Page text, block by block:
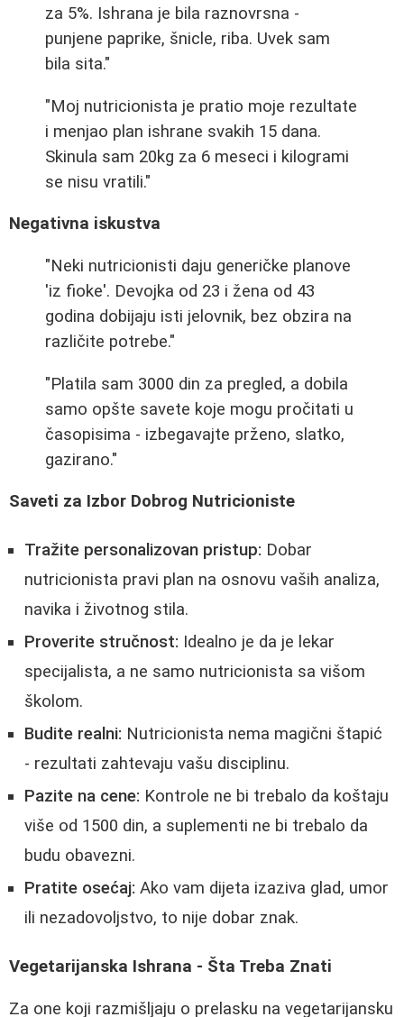
za 5%. Ishrana je bila raznovrsna -
punjene paprike, šnicle, riba. Uvek sam
bila sita."
"Moj nutricionista je pratio moje rezultate
i menjao plan ishrane svakih 15 dana.
Skinula sam 20kg za 6 meseci i kilogrami
se nisu vratili."
Negativna iskustva
"Neki nutricionisti daju generičke planove
'iz fioke'. Devojka od 23 i žena od 43
godina dobijaju isti jelovnik, bez obzira na
različite potrebe."
"Platila sam 3000 din za pregled, a dobila
samo opšte savete koje mogu pročitati u
časopisima - izbegavajte prženo, slatko,
gazirano."
Saveti za Izbor Dobrog Nutricioniste
Tražite personalizovan pristup: Dobar
nutricionista pravi plan na osnovu vaših analiza,
navika i životnog stila.
Proverite stručnost: Idealno je da je lekar
specijalista, a ne samo nutricionista sa višom
školom.
Budite realni: Nutricionista nema magični štapić
- rezultati zahtevaju vašu disciplinu.
Pazite na cene: Kontrole ne bi trebalo da koštaju
više od 1500 din, a suplementi ne bi trebalo da
budu obavezni.
Pratite osećaj: Ako vam dijeta izaziva glad, umor
ili nezadovoljstvo, to nije dobar znak.
Vegetarijanska Ishrana - Šta Treba Znati
Za one koji razmišljaju o prelasku na vegetarijansku